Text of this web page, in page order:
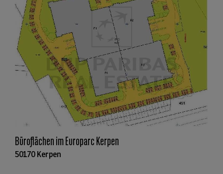
Büroflächen im Europarc Kerpen
50170 Kerpen